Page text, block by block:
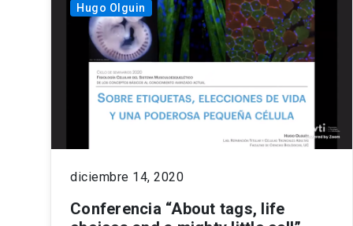
Hugo Olguin
diciembre 14, 2020
Conferencia “About tags, life